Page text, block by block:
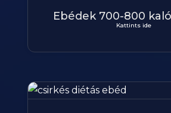
Ebédek 700-800
Kattints ide